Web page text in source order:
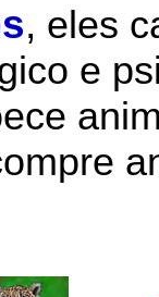
, eles
e